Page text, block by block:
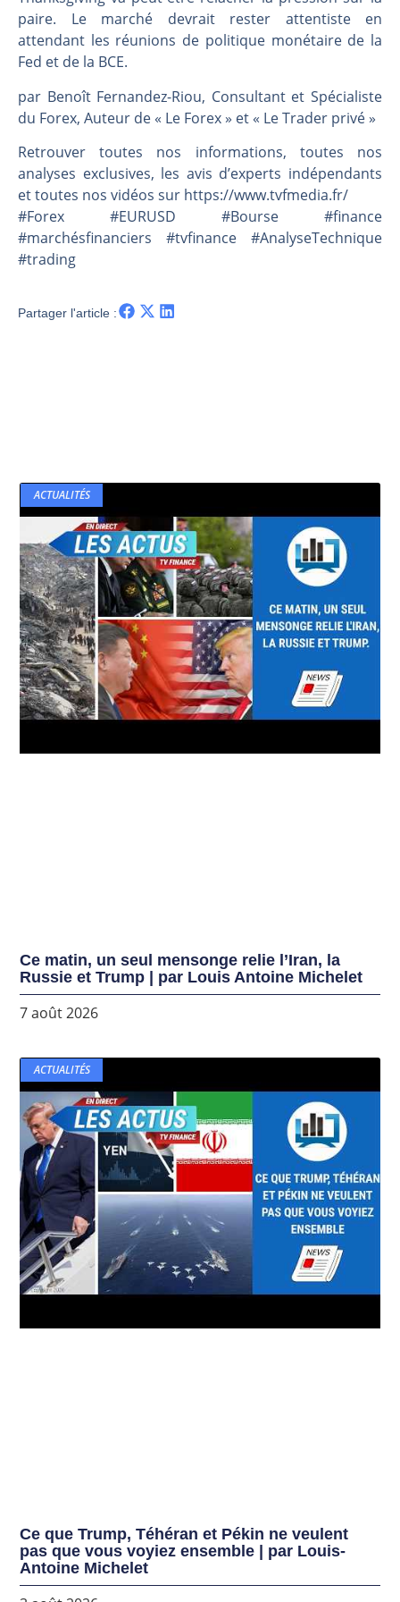
Une inertie haussière qui ralentit | Antoine Quesada – Chrono CAC
paire. Le marché devrait rester attentiste en
attendant les réunions de politique monétaire de la
Fed et de la BCE.
par Benoît Fernandez-Riou, Consultant et Spécialiste
du Forex, Auteur de « Le Forex » et « Le Trader privé »
Retrouver toutes nos informations, toutes nos
analyses exclusives, les avis d’experts indépendants
et toutes nos vidéos sur https://www.tvfmedia.fr/​​​​​​​​​​​
#Forex #EURUSD #Bourse #finance
#marchésfinanciers #tvfinance #AnalyseTechnique
#trading
Partager l'article :
ACTUALITÉS
Ce matin, un seul mensonge relie l’Iran, la
Russie et Trump | par Louis Antoine Michelet
7 août 2026
ACTUALITÉS
Ce que Trump, Téhéran et Pékin ne veulent
pas que vous voyiez ensemble | par Louis-
Antoine Michelet